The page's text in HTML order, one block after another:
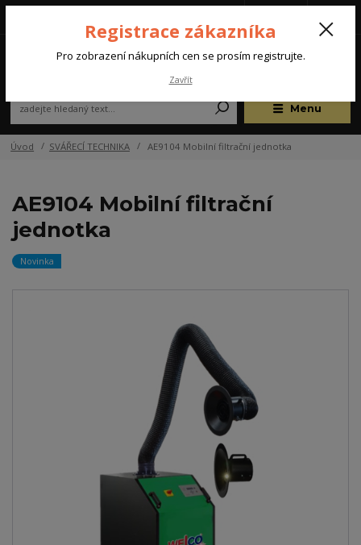
Menu
(Po-Pá, 07:00-15:30 hod.)
Úvod SVÁŘECÍ TECHNIKA AE9104 Mobilní filtrační jednotka
AE9104 Mobilní filtrační
jednotka
Novinka
Registrace zákazníka
Pro zobrazení nákupních cen se prosím registrujte.
Zavřít